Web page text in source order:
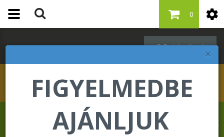
×
FIGYELMEDBE
AJÁNLJUK
Bejelentkezés
0
Kovács Erika üdvözli Önt a Forever Living
internetes áruházában!